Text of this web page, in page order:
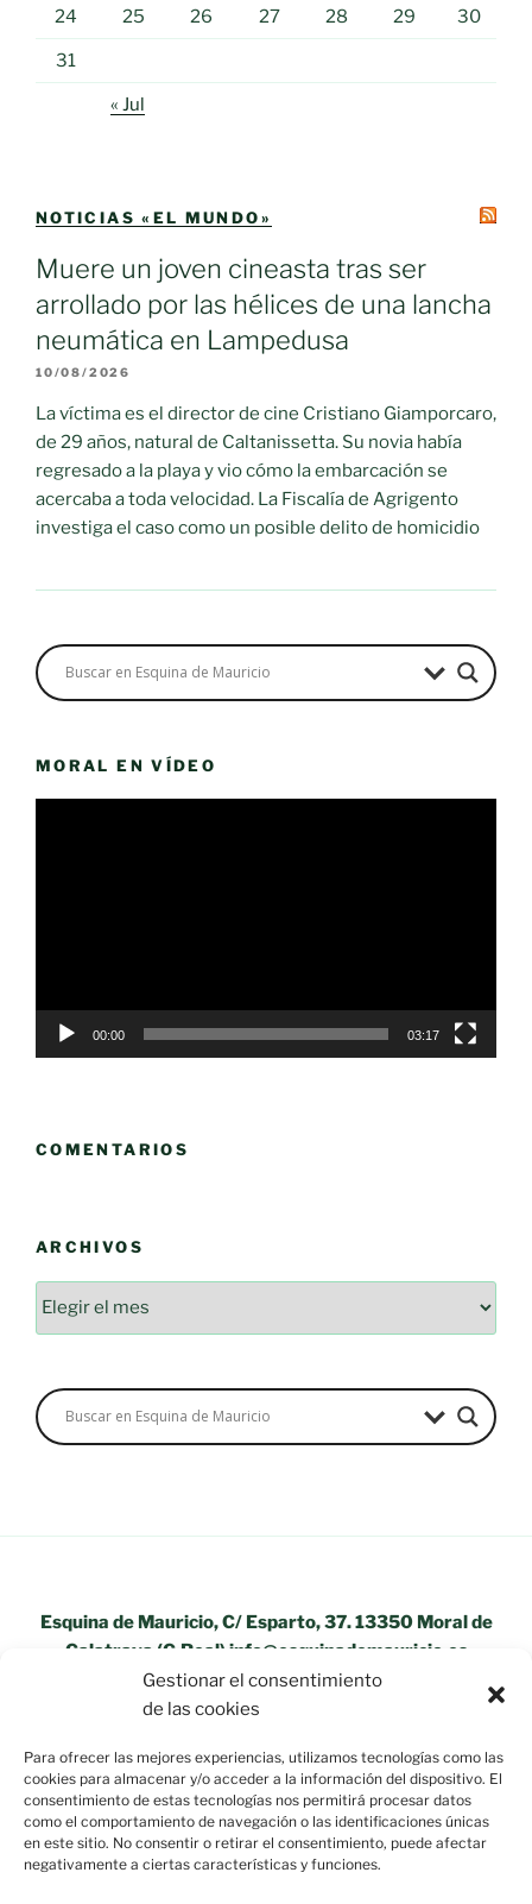
Gestionar el consentimiento
de las cookies
Para ofrecer las mejores experiencias, utilizamos tecnologías como las
cookies para almacenar y/o acceder a la información del dispositivo. El
consentimiento de estas tecnologías nos permitirá procesar datos
como el comportamiento de navegación o las identificaciones únicas
en este sitio. No consentir o retirar el consentimiento, puede afectar
negativamente a ciertas características y funciones.
24 25 26 27 28 29 30
31
« Jul
NOTICIAS «EL MUNDO»
Muere un joven cineasta tras ser
arrollado por las hélices de una lancha
neumática en Lampedusa
10/08/2026
La víctima es el director de cine Cristiano Giamporcaro,
de 29 años, natural de Caltanissetta. Su novia había
regresado a la playa y vio cómo la embarcación se
acercaba a toda velocidad. La Fiscalía de Agrigento
investiga el caso como un posible delito de homicidio
MORAL EN VÍDEO
00:00 03:17
COMENTARIOS
ARCHIVOS
Esquina de Mauricio, C/ Esparto, 37. 13350 Moral de
Calatrava (C.Real) info@esquinademauricio.es
«Aviso Legal»